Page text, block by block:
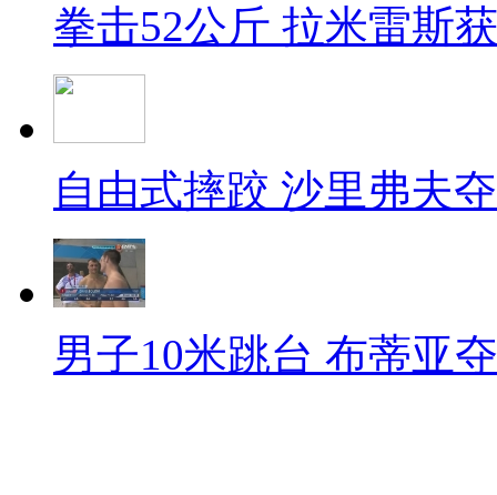
拳击52公斤 拉米雷斯
自由式摔跤 沙里弗夫
男子10米跳台 布蒂亚